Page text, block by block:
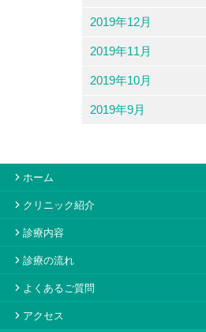
2019年12月
2019年11月
2019年10月
2019年9月
ホーム
クリニック紹介
診療内容
診療の流れ
よくあるご質問
アクセス